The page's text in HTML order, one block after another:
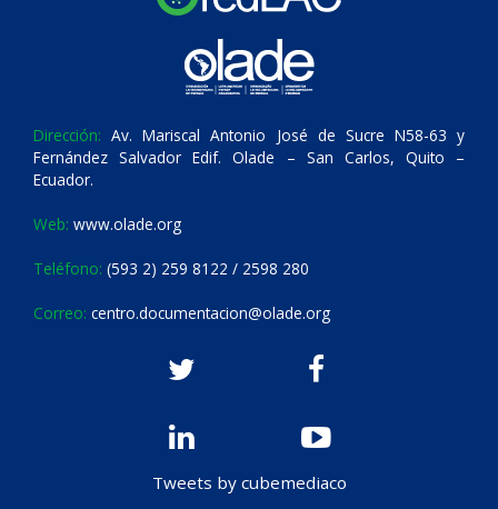
Dirección: Av. Mariscal Antonio José de Sucre N58-63 y
Fernández Salvador Edif. Olade – San Carlos, Quito –
Ecuador.
Web: www.olade.org
Teléfono: (593 2) 259 8122 / 2598 280
Correo: centro.documentacion@olade.org
Tweets by cubemediaco